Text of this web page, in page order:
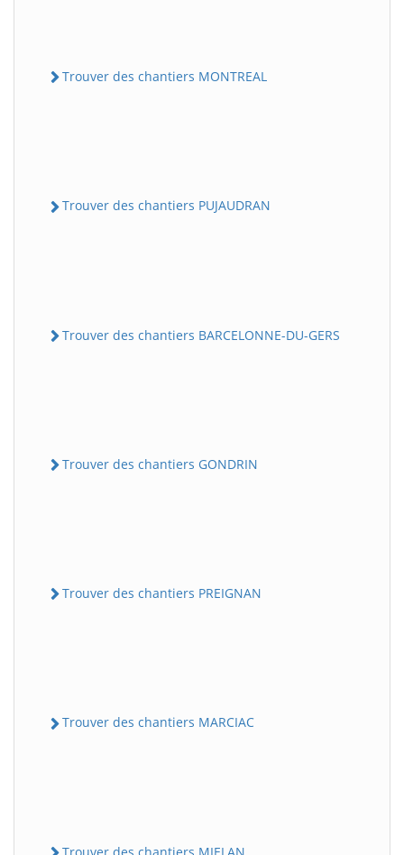
Trouver des chantiers MONTREAL
Trouver des chantiers PUJAUDRAN
Trouver des chantiers BARCELONNE-DU-GERS
Trouver des chantiers GONDRIN
Trouver des chantiers PREIGNAN
Trouver des chantiers MARCIAC
Trouver des chantiers MIELAN